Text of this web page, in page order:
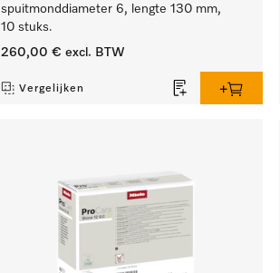
spuitmonddiameter 6, lengte 130 mm,
10 stuks.
260,00 € excl. BTW
Vergelijken